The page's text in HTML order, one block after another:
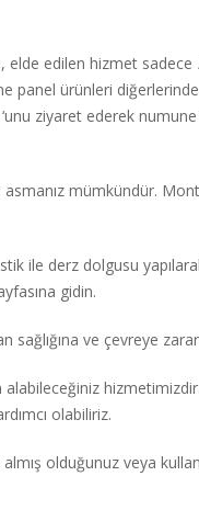
elde edilen hizmet sadece
panel ürünleri
ziyaret ederek numune
mümkündür.
ile derz dolgusu
gidin.
ve çevreye
hizmetimizdir.
olabiliriz.
almış olduğunuz veya